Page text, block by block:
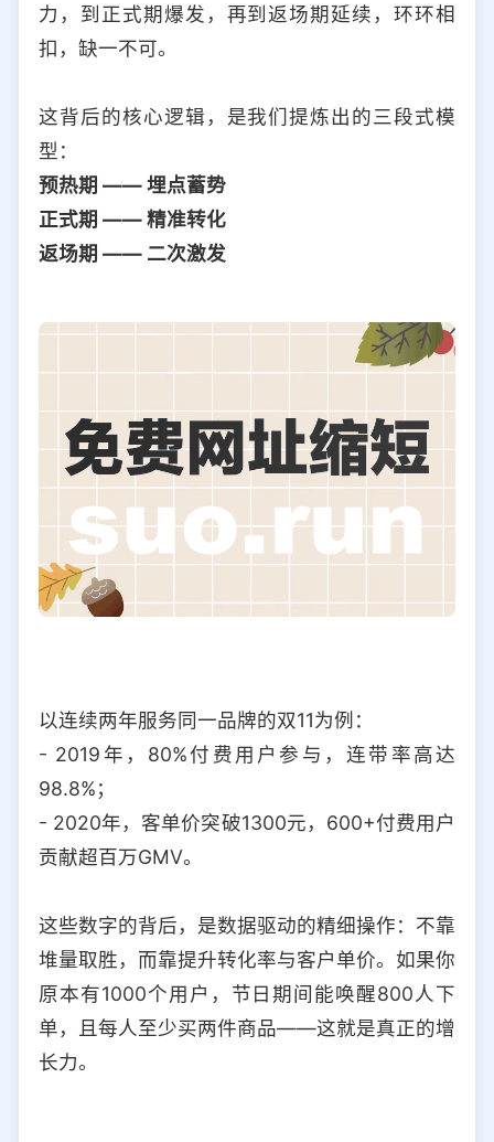
力，到正式期爆发，再到返场期延续，环环相
扣，缺一不可。
这背后的核心逻辑，是我们提炼出的三段式模
型：
预热期 —— 埋点蓄势
正式期 —— 精准转化
返场期 —— 二次激发
以连续两年服务同一品牌的双11为例：
- 2019年，80%付费用户参与，连带率高达
98.8%；
- 2020年，客单价突破1300元，600+付费用户
贡献超百万GMV。
这些数字的背后，是数据驱动的精细操作：不靠
堆量取胜，而靠提升转化率与客户单价。如果你
原本有1000个用户，节日期间能唤醒800人下
单，且每人至少买两件商品——这就是真正的增
长力。